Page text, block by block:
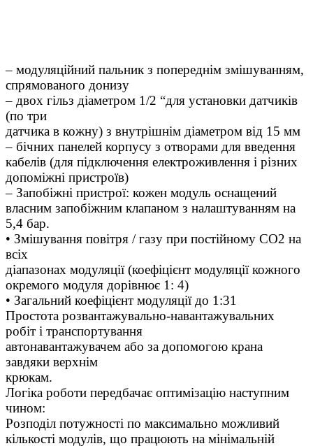
– модуляційний пальник з попереднім змішуванням,
спрямованого донизу
– двох гільз діаметром 1/2 “для установки датчиків
(по три
датчика в кожну) з внутрішнім діаметром від 15 мм
– бічних панелей корпусу з отворами для введення
кабелів (для підключення електроживлення і різних
допоміжні пристроїв)
– Запобіжні пристрої: кожен модуль оснащений
власним запобіжним клапаном з налаштуванням на
5,4 бар.
• Змішування повітря / газу при постійному CO2 на
всіх
діапазонах модуляції (коефіцієнт модуляції кожного
окремого модуля дорівнює 1: 4)
• Загальний коефіцієнт модуляції до 1:31
Простота розвантажувально-навантажувальних
робіт і транспортування
автонавантажувачем або за допомогою крана
завдяки верхнім
крюкам.
Логіка роботи передбачає оптимізацію наступним
чином:
Розподіл потужності по максимально можливий
кількості модулів, що працюють на мінімальній